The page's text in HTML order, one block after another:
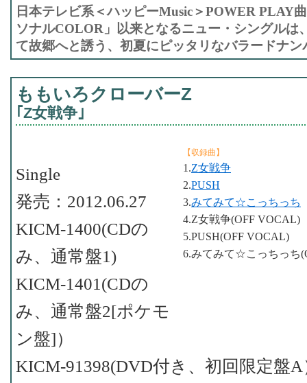
日本テレビ系＜ハッピーMusic＞POWER PLAY
ソナルCOLOR」以来となるニュー・シングルは
て故郷へと誘う、初夏にピッタリなバラードナン
ももいろクローバーZ
｢Z女戦争｣
【収録曲】
1.Z女戦争
2.PUSH
3.みてみて☆こっちっち
4.Z女戦争(OFF VOCAL)
5.PUSH(OFF VOCAL)
6.みてみて☆こっちっち
Single
発売：2012.06.27
KICM-1400(CDの
み、通常盤1)
KICM-1401(CDの
み、通常盤2[ポケモ
ン盤]）
KICM-91398(DVD付き、初回限定盤A